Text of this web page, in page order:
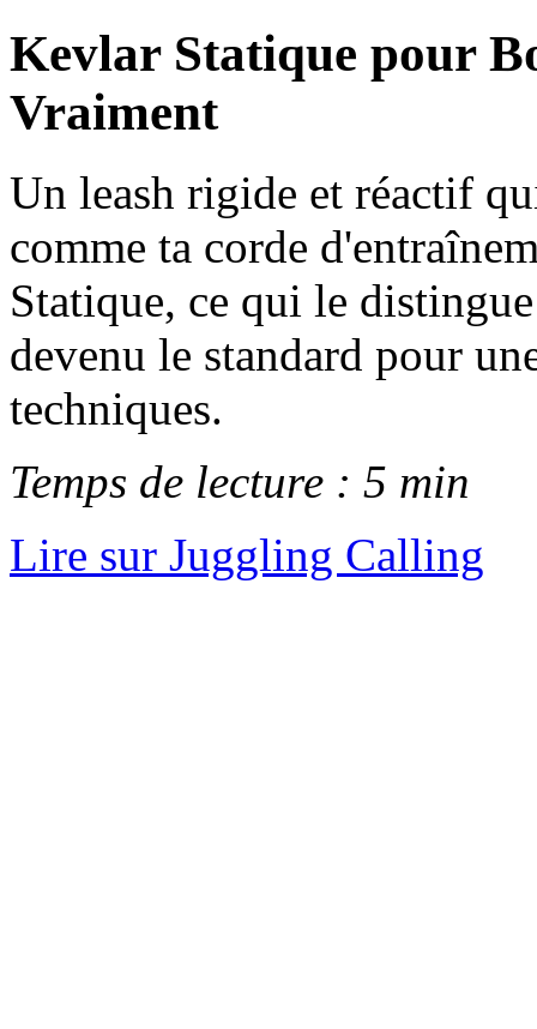
Kevlar Statique pour
Vraiment
Un leash rigide et réactif
comme ta corde
Statique, ce qui le
devenu le standard pour
techniques.
Temps de lecture : 5 min
Lire sur Juggling Calling